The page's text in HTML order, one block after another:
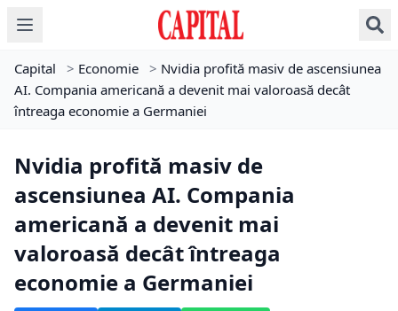
Capital > Economie > Nvidia profită masiv de ascensiunea
AI. Compania americană a devenit mai valoroasă decât
întreaga economie a Germaniei
Nvidia profită masiv de
ascensiunea AI. Compania
americană a devenit mai
valoroasă decât întreaga
economie a Germaniei